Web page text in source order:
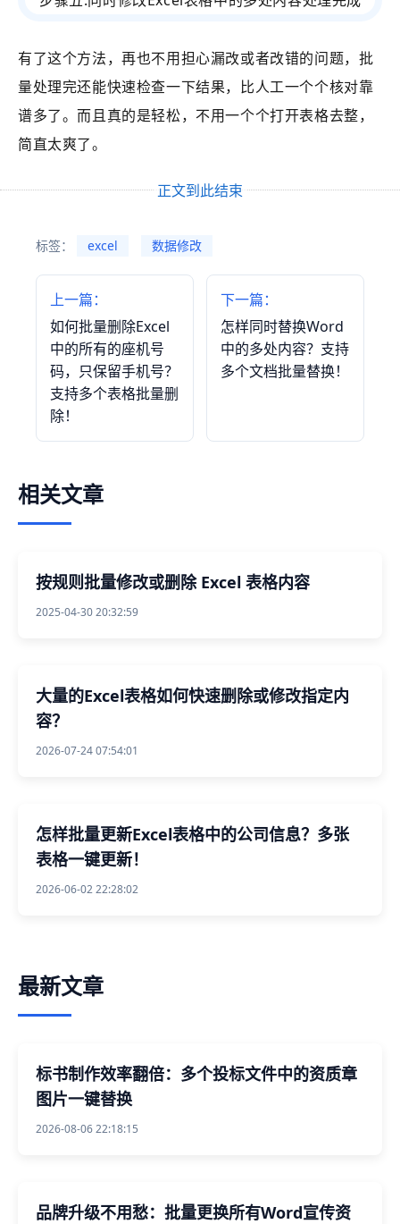
有了这个方法，再也不用担心漏改或者改错的问题，批
量处理完还能快速检查一下结果，比人工一个个核对靠
谱多了。而且真的是轻松，不用一个个打开表格去整，
简直太爽了。
正文到此结束
标签： excel 数据修改
上一篇：
如何批量删除Excel
中的所有的座机号
码，只保留手机号？
支持多个表格批量删
除！
下一篇：
怎样同时替换Word
中的多处内容？支持
多个文档批量替换！
相关文章
按规则批量修改或删除 Excel 表格内容
2025-04-30 20:32:59
大量的Excel表格如何快速删除或修改指定内
容？
2026-07-24 07:54:01
怎样批量更新Excel表格中的公司信息？多张
表格一键更新！
2026-06-02 22:28:02
最新文章
标书制作效率翻倍：多个投标文件中的资质章
图片一键替换
2026-08-06 22:18:15
品牌升级不用愁：批量更换所有Word宣传资